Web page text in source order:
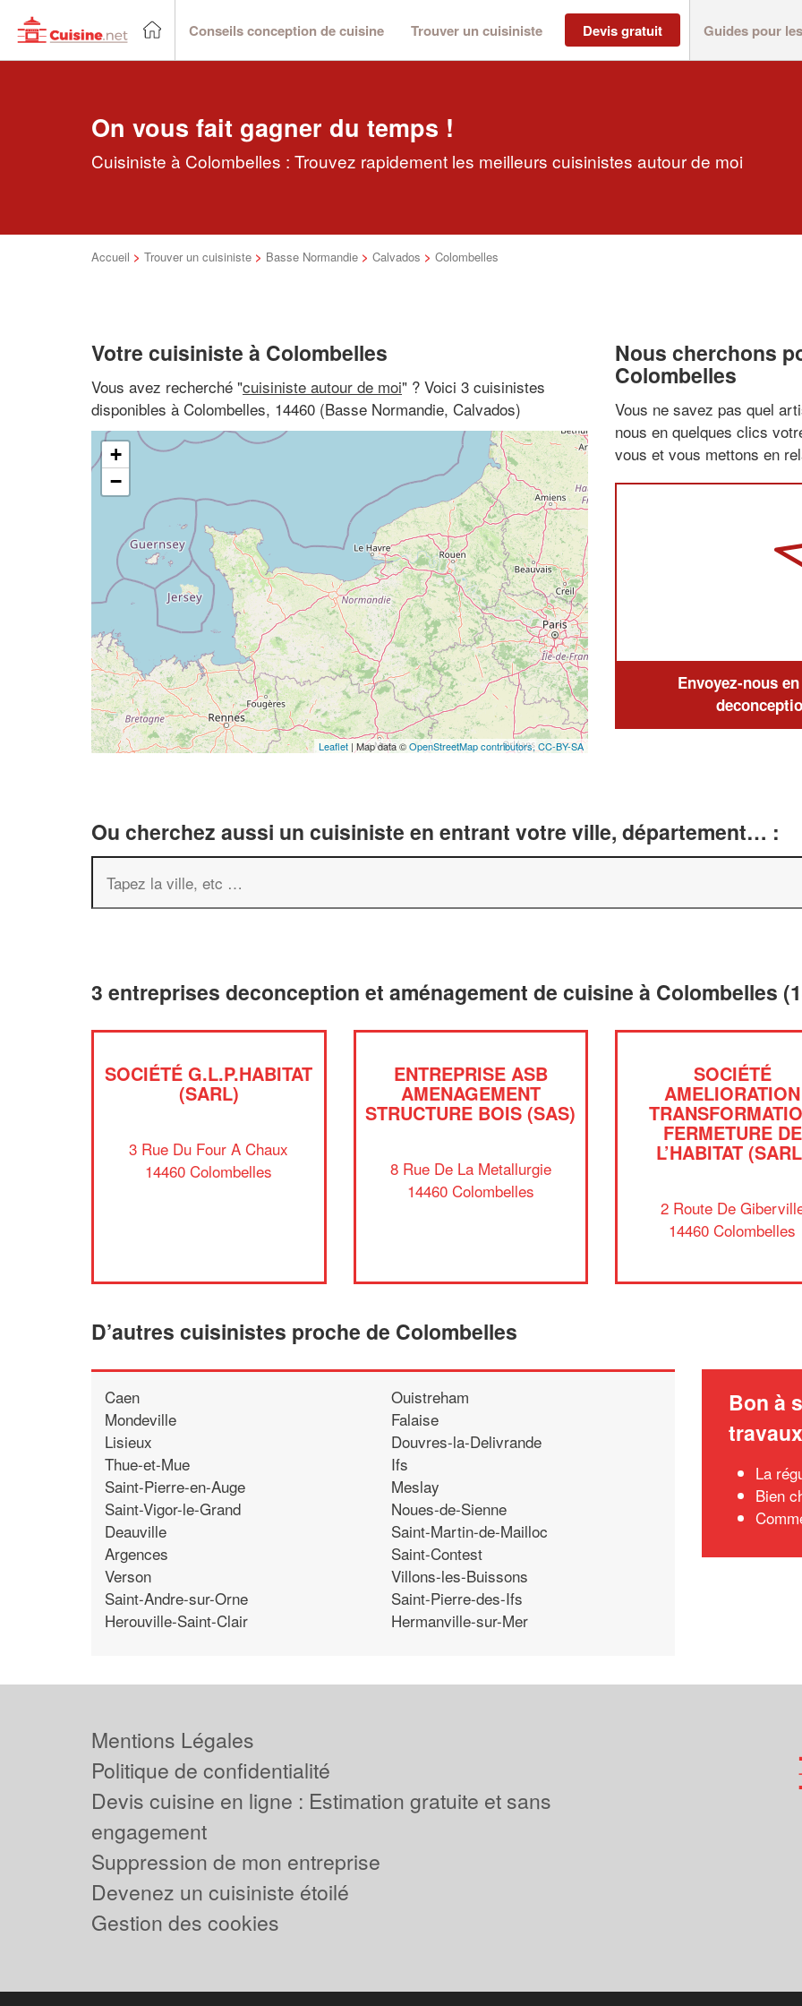
Conseils conception de cuisine Trouver un cuisiniste Devis gratuit Guides pour
On vous fait gagner du temps !
Cuisiniste à Colombelles : Trouvez rapidement les meilleurs cuisinistes autour de moi
Accueil > Trouver un cuisiniste > Basse Normandie > Calvados > Colombelles
Votre cuisiniste à Colombelles
Vous avez recherché "cuisiniste autour de moi" ? Voici 3 cuisinistes
disponibles à Colombelles, 14460 (Basse Normandie, Calvados)
+
−
Leaflet | Map data ©OpenStreetMap contributors,CC-BY-SA
Nous cherchons
Colombelles
Vous ne savez pas quel
nous en quelques clics
vous et vous mettons en
Envoyez-nous
Ou cherchez aussi un cuisiniste en entrant votre ville, département… :
3 entreprises deconception et aménagement de cuisine à Colombelles
SOCIÉTÉ G.L.P.HABITAT
(SARL)
3 Rue Du Four A Chaux
14460 Colombelles
ENTREPRISE ASB
AMENAGEMENT
STRUCTURE BOIS (SAS)
8 Rue De La Metallurgie
14460 Colombelles
SOCIÉTÉ
AMELIORATION
FERMETURE DE
L’HABITAT
2 Route De
14460 Colombelles
D’autres cuisinistes proche de Colombelles
Caen
Mondeville
Lisieux
Thue-et-Mue
Saint-Pierre-en-Auge
Saint-Vigor-le-Grand
Deauville
Argences
Verson
Saint-Andre-sur-Orne
Herouville-Saint-Clair
Ouistreham
Falaise
Douvres-la-Delivrande
Ifs
Meslay
Noues-de-Sienne
Saint-Martin-de-Mailloc
Saint-Contest
Villons-les-Buissons
Saint-Pierre-des-Ifs
Hermanville-sur-Mer
Bon à
travaux
La
Bien
Mentions Légales
Politique de confidentialité
Devis cuisine en ligne : Estimation gratuite et sans
engagement
Suppression de mon entreprise
Devenez un cuisiniste étoilé
Gestion des cookies